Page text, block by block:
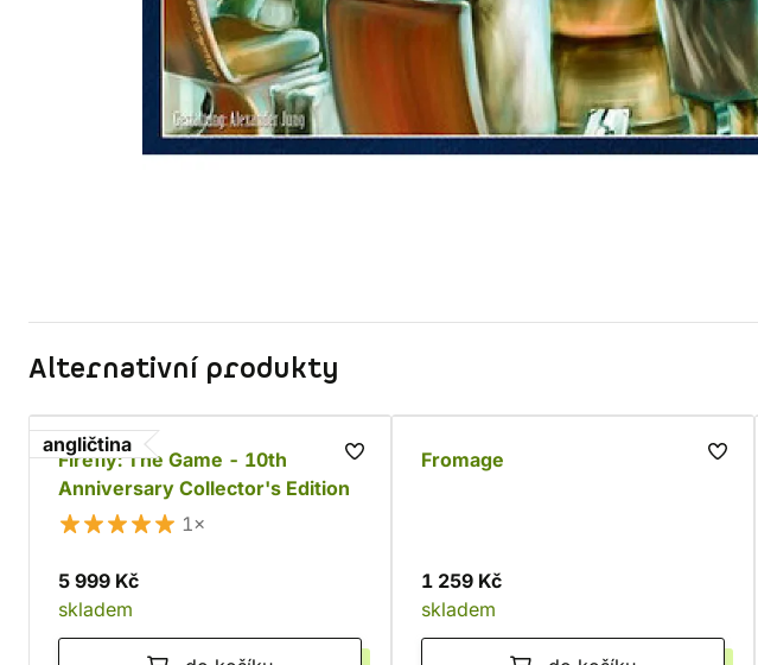
Alternativní produkty
angličtina
Firefly: The Game - 10th
Anniversary Collector's Edition
1×
5 999 Kč
skladem
Fromage
1 259 Kč
skladem